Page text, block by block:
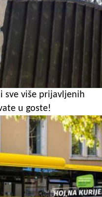
sve više prijavljenih
u goste!